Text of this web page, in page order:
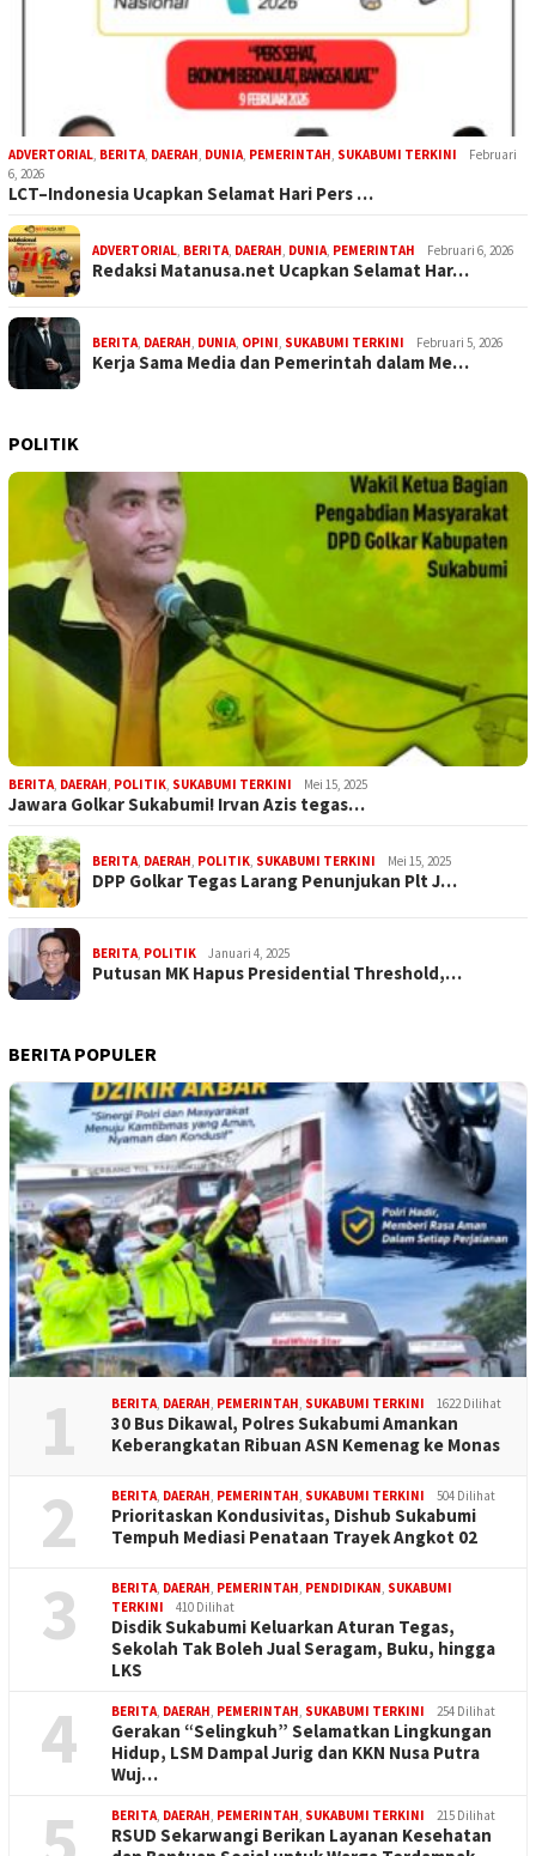
ADVERTORIAL, BERITA, DAERAH, DUNIA, PEMERINTAH, SUKABUMI TERKINI
Februari
6, 2026
LCT–Indonesia Ucapkan Selamat Hari Pers …
ADVERTORIAL, BERITA, DAERAH, DUNIA, PEMERINTAH Februari 6, 2026
Redaksi Matanusa.net Ucapkan Selamat Har…
BERITA, DAERAH, DUNIA, OPINI, SUKABUMI TERKINI Februari 5, 2026
Kerja Sama Media dan Pemerintah dalam Me…
POLITIK
BERITA, DAERAH, POLITIK, SUKABUMI TERKINI Mei 15, 2025
Jawara Golkar Sukabumi! Irvan Azis tegas…
BERITA, DAERAH, POLITIK, SUKABUMI TERKINI Mei 15, 2025
DPP Golkar Tegas Larang Penunjukan Plt J…
BERITA, POLITIK Januari 4, 2025
Putusan MK Hapus Presidential Threshold,…
BERITA POPULER
1 BERITA, DAERAH, PEMERINTAH, SUKABUMI TERKINI 1622 Dilihat
30 Bus Dikawal, Polres Sukabumi Amankan
Keberangkatan Ribuan ASN Kemenag ke Monas
2 BERITA, DAERAH, PEMERINTAH, SUKABUMI TERKINI 504 Dilihat
Prioritaskan Kondusivitas, Dishub Sukabumi
Tempuh Mediasi Penataan Trayek Angkot 02
3 BERITA, DAERAH, PEMERINTAH, PENDIDIKAN, SUKABUMI
TERKINI
410 Dilihat
Disdik Sukabumi Keluarkan Aturan Tegas,
Sekolah Tak Boleh Jual Seragam, Buku, hingga
LKS
4 BERITA, DAERAH, PEMERINTAH, SUKABUMI TERKINI 254 Dilihat
Gerakan “Selingkuh” Selamatkan Lingkungan
Hidup, LSM Dampal Jurig dan KKN Nusa Putra
Wuj…
BERITA, DAERAH, PEMERINTAH, SUKABUMI TERKINI 215 Dilihat
RSUD Sekarwangi Berikan Layanan Kesehatan